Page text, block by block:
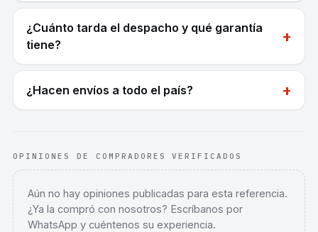
¿Cuánto tarda el despacho y qué garantía
tiene?
+
¿Hacen envíos a todo el país? +
OPINIONES DE COMPRADORES VERIFICADOS
Aún no hay opiniones publicadas para esta referencia.
¿Ya la compró con nosotros? Escríbanos por
WhatsApp y cuéntenos su experiencia.